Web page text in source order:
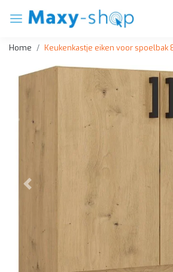
Home Keukenkastje eiken voor spoelbak
Vorige